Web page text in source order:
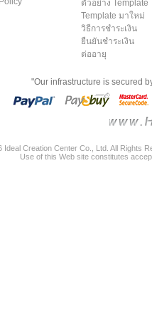
ตัวอย่าง Template
Template มาใหม่
วิธีการชำระเงิน
ยืนยันชำระเงิน
ต่ออายุ
"Our infrastructure is secured
Ideal Creation Center Co., Ltd. All Rights
Use of this Web site constitutes